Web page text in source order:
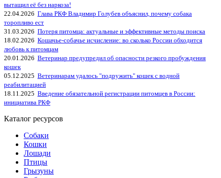
вытащил её без наркоза!
22.04.2026 Глава РКФ Владимир Голубев объяснил, почему собака
торопливо ест
31.03.2026 Потеря питомца: актуальные и эффективные методы поиска
18.02.2026 Кошачье-собачье исчисление: во сколько России обходится
любовь к питомцам
20.01.2026 Ветеринар предупредил об опасности резкого пробуждения
кошек
05.12.2025 Ветеринарам удалось "подружить" кошек с водной
реабилитацией
18.11.2025 Введение обязательной регистрации питомцев в России:
инициатива РКФ
Каталог ресурсов
Собаки
Кошки
Лошади
Птицы
Грызуны